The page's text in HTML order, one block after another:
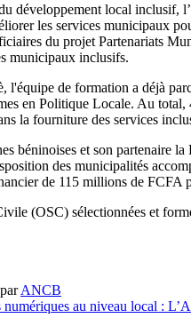
développement local
les services municipaux
du projet Partenariats
municipaux inclusifs.
l'équipe de formation a déjà
en Politique Locale. Au total,
la fourniture des services
béninoises et son partenaire
des municipalités
de 115 millions de
(OSC) sélectionnées et
ANCB